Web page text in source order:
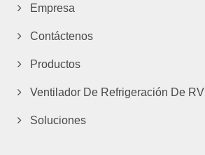
Empresa
Contáctenos
Productos
Ventilador De Refrigeración De RV
Soluciones